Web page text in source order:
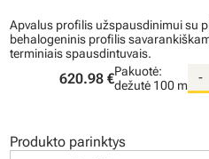
Apvalus profilis užspausdinimui su
behalogeninis profilis
terminiais spausdintuvais.
620.98 €Pakuotė:
dežutė 100 m
-
Produkto parinktys